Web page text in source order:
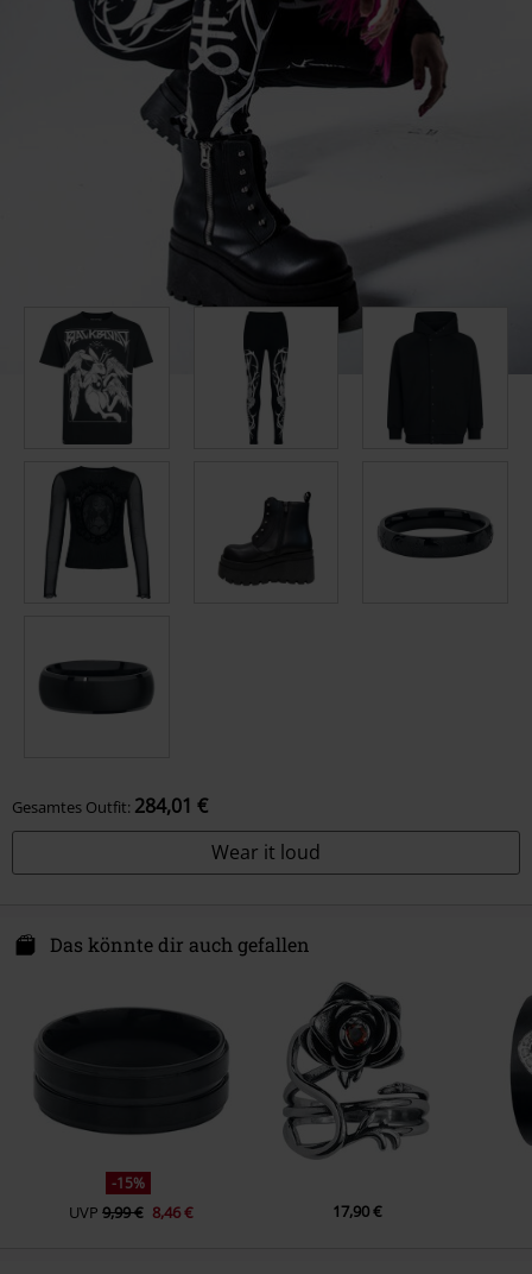
Gesamtes Outfit: 284,01 €
Wear it loud
Das könnte dir auch gefallen
-15%
UVP 9,99 € 8,46 € 17,90 €